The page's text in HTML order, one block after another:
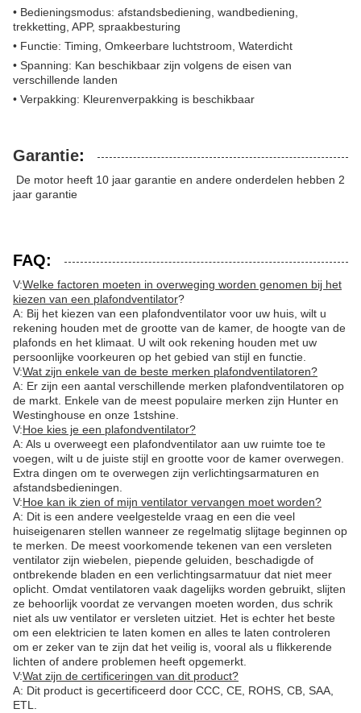
• Bedieningsmodus: afstandsbediening, wandbediening,
trekketting, APP, spraakbesturing
• Functie: Timing, Omkeerbare luchtstroom, Waterdicht
• Spanning: Kan beschikbaar zijn volgens de eisen van
verschillende landen
• Verpakking: Kleurenverpakking is beschikbaar
Garantie:
De motor heeft 10 jaar garantie en andere onderdelen hebben 2
jaar garantie
FAQ:
V:Welke factoren moeten in overweging worden genomen bij het
kiezen van een plafondventilator?
A: Bij het kiezen van een plafondventilator voor uw huis, wilt u
rekening houden met de grootte van de kamer, de hoogte van de
plafonds en het klimaat. U wilt ook rekening houden met uw
persoonlijke voorkeuren op het gebied van stijl en functie.
V:Wat zijn enkele van de beste merken plafondventilatoren?
A: Er zijn een aantal verschillende merken plafondventilatoren op
de markt. Enkele van de meest populaire merken zijn Hunter en
Westinghouse en onze 1stshine.
V:Hoe kies je een plafondventilator?
A: Als u overweegt een plafondventilator aan uw ruimte toe te
voegen, wilt u de juiste stijl en grootte voor de kamer overwegen.
Extra dingen om te overwegen zijn verlichtingsarmaturen en
afstandsbedieningen.
V:Hoe kan ik zien of mijn ventilator vervangen moet worden?
A: Dit is een andere veelgestelde vraag en een die veel
huiseigenaren stellen wanneer ze regelmatig slijtage beginnen op
te merken. De meest voorkomende tekenen van een versleten
ventilator zijn wiebelen, piepende geluiden, beschadigde of
ontbrekende bladen en een verlichtingsarmatuur dat niet meer
oplicht. Omdat ventilatoren vaak dagelijks worden gebruikt, slijten
ze behoorlijk voordat ze vervangen moeten worden, dus schrik
niet als uw ventilator er versleten uitziet. Het is echter het beste
om een elektricien te laten komen en alles te laten controleren
om er zeker van te zijn dat het veilig is, vooral als u flikkerende
lichten of andere problemen heeft opgemerkt.
V:Wat zijn de certificeringen van dit product?
A: Dit product is gecertificeerd door CCC, CE, ROHS, CB, SAA,
ETL.